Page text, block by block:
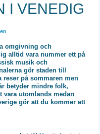
I VENEDIG
omgivning och
alltid vara nummer ett på
musik och
gör staden till
reser på sommaren men
betyder mindre folk,
vara utomlands medan
gör att du kommer att